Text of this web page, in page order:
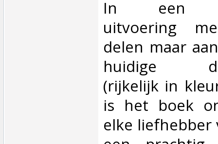
In een
uitvoering
delen maar
huidige
(rijkelijk in
is het boek
elke liefhebber